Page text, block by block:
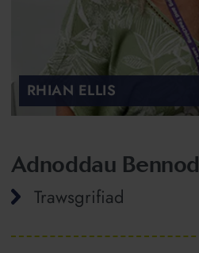
RHIAN ELLIS
Adnoddau Bennod
Trawsgrifiad